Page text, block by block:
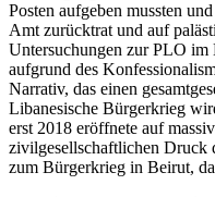
Posten aufgeben mussten
Amt zurücktrat und auf
Untersuchungen zur PLO
aufgrund des
Narrativ, das einen
Libanesische Bürgerkrieg
erst 2018 eröffnete auf
zivilgesellschaftlichen Druck
zum Bürgerkrieg in Beirut,